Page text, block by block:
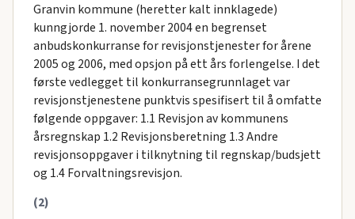
Granvin kommune (heretter kalt innklagede)
kunngjorde 1. november 2004 en begrenset
anbudskonkurranse for revisjonstjenester for årene
2005 og 2006, med opsjon på ett års forlengelse. I det
første vedlegget til konkurransegrunnlaget var
revisjonstjenestene punktvis spesifisert til å omfatte
følgende oppgaver: 1.1 Revisjon av kommunens
årsregnskap 1.2 Revisjonsberetning 1.3 Andre
revisjonsoppgaver i tilknytning til regnskap/budsjett
og 1.4 Forvaltningsrevisjon.
(2)